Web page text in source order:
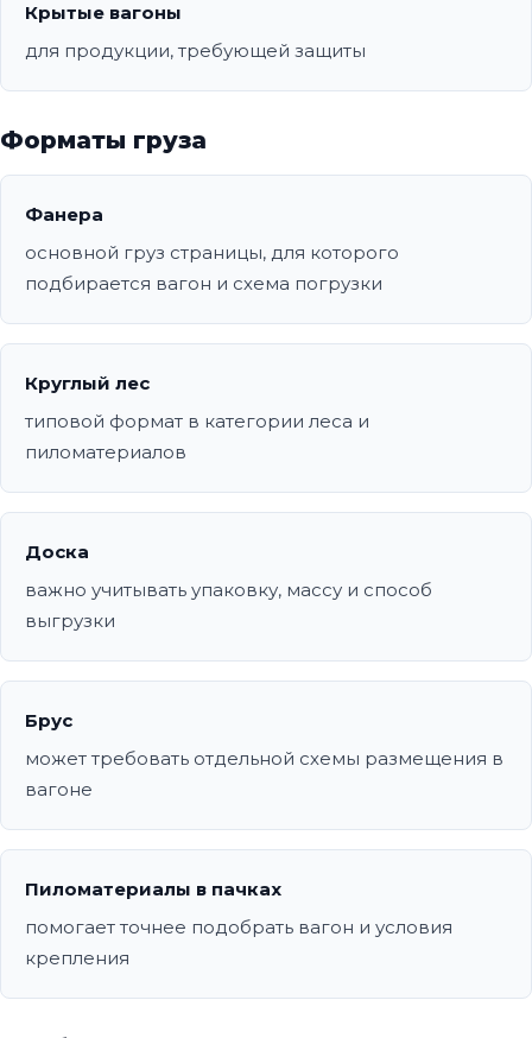
Крытые вагоны
для продукции, требующей защиты
Форматы груза
Фанера
основной груз страницы, для которого
подбирается вагон и схема погрузки
Круглый лес
типовой формат в категории леса и
пиломатериалов
Доска
важно учитывать упаковку, массу и способ
выгрузки
Брус
может требовать отдельной схемы размещения в
вагоне
Пиломатериалы в пачках
помогает точнее подобрать вагон и условия
крепления